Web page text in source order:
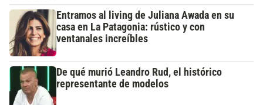
Entramos al living de Juliana Awada en su
casa en La Patagonia: rústico y con
ventanales increíbles
De qué murió Leandro Rud, el histórico
representante de modelos